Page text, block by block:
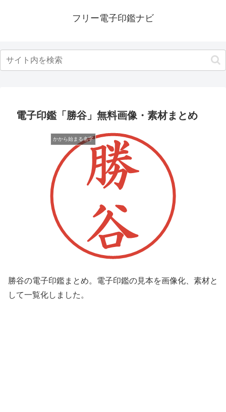
フリー電子印鑑ナビ
電子印鑑「勝谷」無料画像・素材まとめ
かから始まる名字
勝谷の電子印鑑まとめ。電子印鑑の見本を画像化、素材と
して一覧化しました。